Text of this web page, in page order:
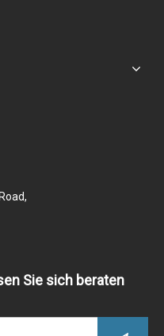
Sie sich beraten